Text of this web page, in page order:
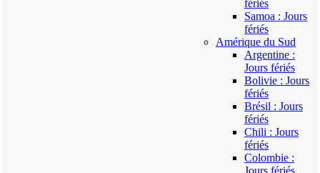
fériés
Samoa : Jours
fériés
Amérique du Sud
Argentine :
Jours fériés
Bolivie : Jours
fériés
Brésil : Jours
fériés
Chili : Jours
fériés
Colombie :
Jours fériés